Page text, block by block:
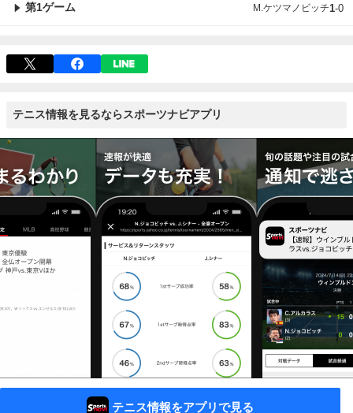
第1ゲーム M.ケツマノビッチ1-0
テニス情報を見るならスポーツナビアプリ
テニス情報をアプリで見る